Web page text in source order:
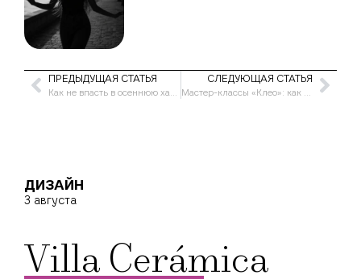
ПРЕДЫДУЩАЯ СТАТЬЯ
Как не впасть в осеннюю хандру
СЛЕДУЮЩАЯ СТАТЬЯ
Мастер-классы «Клео»: как выбрать ножи
ДИЗАЙН
3 августа
Villa Cerámica